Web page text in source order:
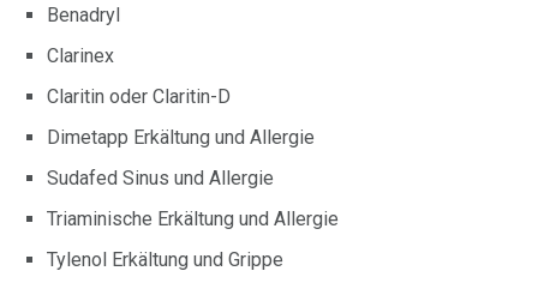
Benadryl
Clarinex
Claritin oder Claritin-D
Dimetapp Erkältung und Allergie
Sudafed Sinus und Allergie
Triaminische Erkältung und Allergie
Tylenol Erkältung und Grippe